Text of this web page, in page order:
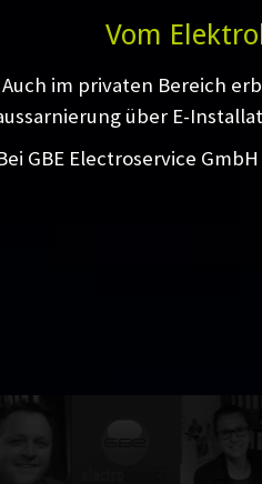
Vom
Auch im privaten Bereich
über E-
GBE Electroservice